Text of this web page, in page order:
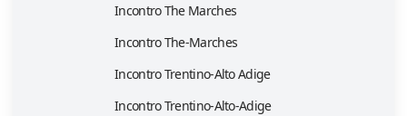
Incontro The Marches
Incontro The-Marches
Incontro Trentino-Alto Adige
Incontro Trentino-Alto-Adige